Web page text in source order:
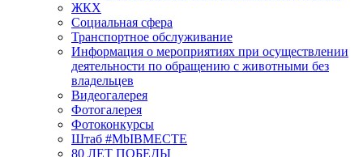
ЖКХ
Социальная сфера
Транспортное обслуживание
Информация о мероприятиях при осуществлении
деятельности по обращению с животными без
владельцев
Видеогалерея
Фотогалерея
Фотоконкурсы
Штаб #MbIBMECTE
80 ЛЕТ ПОБЕДЫ